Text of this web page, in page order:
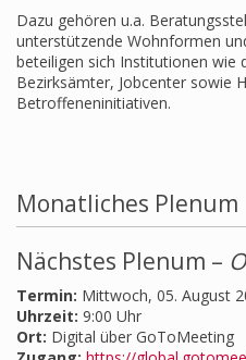
Dazu gehören u.a.
unterstützende Wohnformen
beteiligen sich Institutionen wie
Bezirksämter, Jobcenter sowie
Betroffeneninitiativen.
Monatliches Plenum
Nächstes Plenum –
Termin: Mittwoch, 05. August
Uhrzeit: 9:00 Uhr
Ort: Digital über GoToMeeting